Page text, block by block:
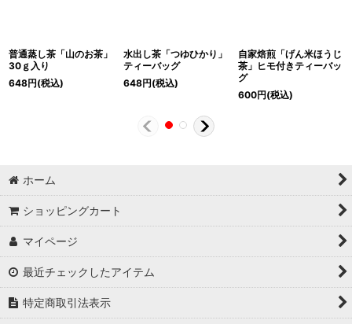
普通蒸し茶「山のお茶」
30ｇ入り
648円(税込)
水出し茶「つゆひかり」
ティーバッグ
648円(税込)
自家焙煎「げん米ほうじ
茶」ヒモ付きティーバッ
グ
600円(税込)
ホーム
ショッピングカート
マイページ
最近チェックしたアイテム
特定商取引法表示